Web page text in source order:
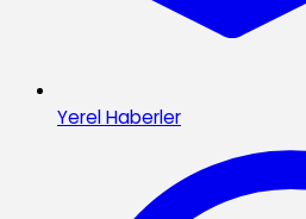
Yerel Haberler